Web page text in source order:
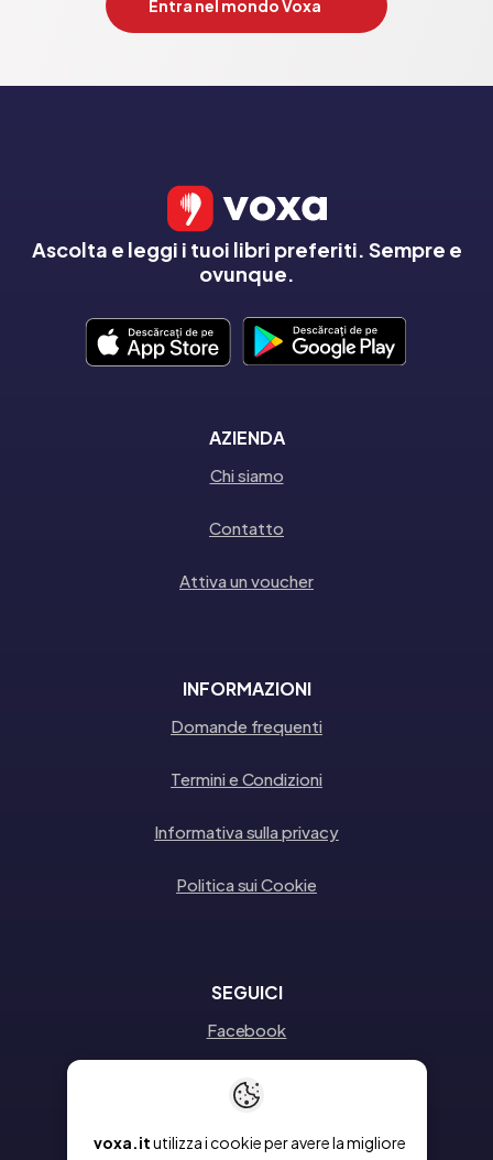
Entra nel mondo Voxa
voxa.itutilizza i cookie per avere la migliore
Ascolta e leggi i tuoi libri preferiti. Sempre e
ovunque.
AZIENDA
Chi siamo
Contatto
Attiva un voucher
INFORMAZIONI
Domande frequenti
Termini e Condizioni
Informativa sulla privacy
Politica sui Cookie
SEGUICI
Facebook
Instagram
Linkedin